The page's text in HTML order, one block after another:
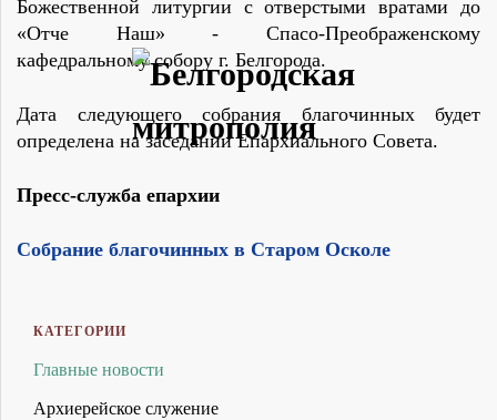
Божественной литургии с отверстыми вратами до
«Отче Наш» - Спасо-Преображенскому
кафедральному собору г. Белгорода.
Дата следующего собрания благочинных будет
определена на заседании Епархиального Совета.
Пресс-служба епархии
Собрание благочинных в Старом Осколе
КАТЕГОРИИ
Главные новости
Архиерейское служение